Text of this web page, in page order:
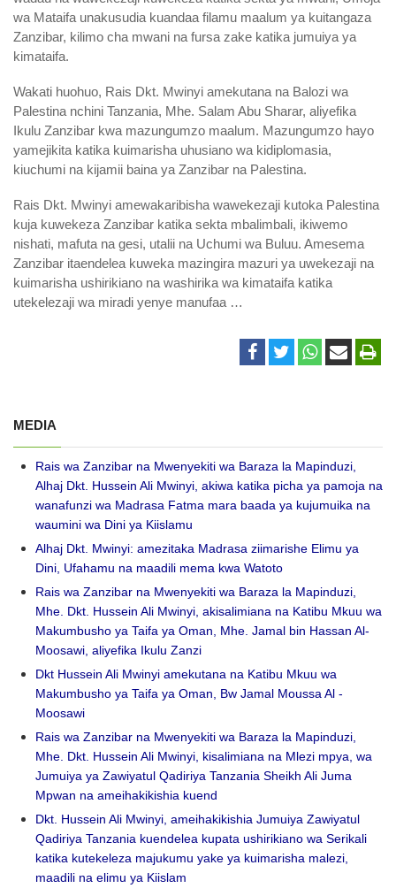
wa Mataifa unakusudia kuandaa filamu maalum ya kuitangaza
Zanzibar, kilimo cha mwani na fursa zake katika jumuiya ya
kimataifa.
Wakati huohuo, Rais Dkt. Mwinyi amekutana na Balozi wa
Palestina nchini Tanzania, Mhe. Salam Abu Sharar, aliyefika
Ikulu Zanzibar kwa mazungumzo maalum. Mazungumzo hayo
yamejikita katika kuimarisha uhusiano wa kidiplomasia,
kiuchumi na kijamii baina ya Zanzibar na Palestina.
Rais Dkt. Mwinyi amewakaribisha wawekezaji kutoka Palestina
kuja kuwekeza Zanzibar katika sekta mbalimbali, ikiwemo
nishati, mafuta na gesi, utalii na Uchumi wa Buluu. Amesema
Zanzibar itaendelea kuweka mazingira mazuri ya uwekezaji na
kuimarisha ushirikiano na washirika wa kimataifa katika
utekelezaji wa miradi yenye manufaa …
MEDIA
Rais wa Zanzibar na Mwenyekiti wa Baraza la Mapinduzi,
Alhaj Dkt. Hussein Ali Mwinyi, akiwa katika picha ya pamoja na
wanafunzi wa Madrasa Fatma mara baada ya kujumuika na
waumini wa Dini ya Kiislamu
Alhaj Dkt. Mwinyi: amezitaka Madrasa ziimarishe Elimu ya
Dini, Ufahamu na maadili mema kwa Watoto
Rais wa Zanzibar na Mwenyekiti wa Baraza la Mapinduzi,
Mhe. Dkt. Hussein Ali Mwinyi, akisalimiana na Katibu Mkuu wa
Makumbusho ya Taifa ya Oman, Mhe. Jamal bin Hassan Al-
Moosawi, aliyefika Ikulu Zanzi
Dkt Hussein Ali Mwinyi amekutana na Katibu Mkuu wa
Makumbusho ya Taifa ya Oman, Bw Jamal Moussa Al -
Moosawi
Rais wa Zanzibar na Mwenyekiti wa Baraza la Mapinduzi,
Mhe. Dkt. Hussein Ali Mwinyi, kisalimiana na Mlezi mpya, wa
Jumuiya ya Zawiyatul Qadiriya Tanzania Sheikh Ali Juma
Mpwan na ameihakikishia kuend
Dkt. Hussein Ali Mwinyi, ameihakikishia Jumuiya Zawiyatul
Qadiriya Tanzania kuendelea kupata ushirikiano wa Serikali
katika kutekeleza majukumu yake ya kuimarisha malezi,
maadili na elimu ya Kiislam